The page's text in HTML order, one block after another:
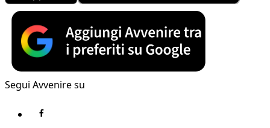
Segui Avvenire su